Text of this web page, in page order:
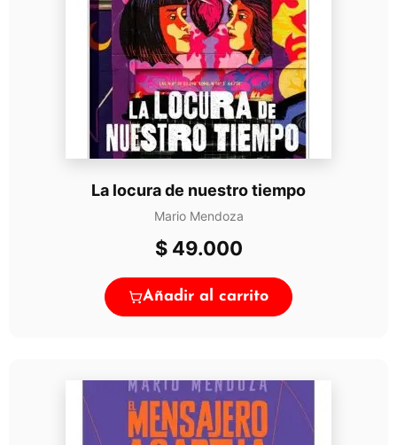
La locura de nuestro tiempo
Mario Mendoza
$49.000
Añadir al carrito